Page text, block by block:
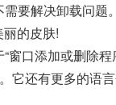
要解决卸载问题。
的皮肤!
口添加或删除程
还有更多的语言